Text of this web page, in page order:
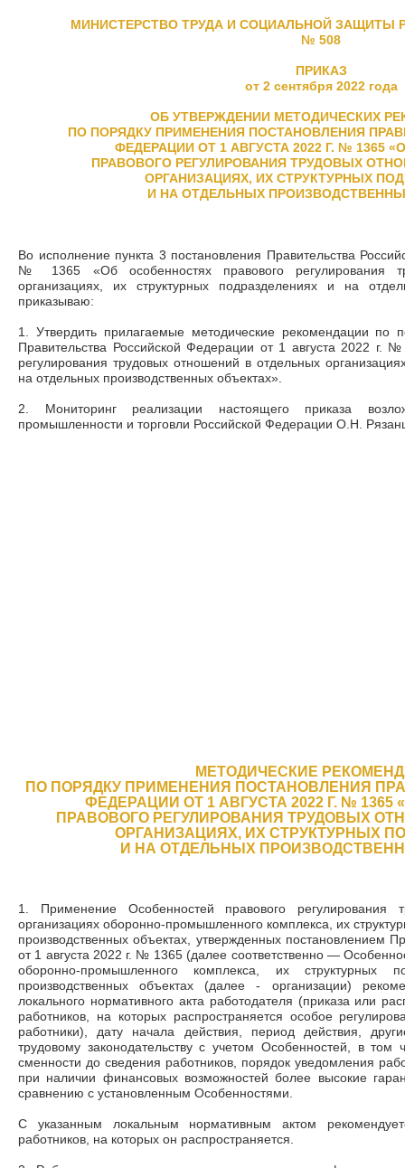
МИНИСТЕРСТВО ТРУДА И СОЦИАЛЬНОЙ ЗАЩИТЫ
№ 508
ПРИКАЗ
от 2 сентября 2022 года
ОБ УТВЕРЖДЕНИИ МЕТОДИЧЕСКИХ
ПО ПОРЯДКУ ПРИМЕНЕНИЯ ПОСТАНОВЛЕНИЯ
ФЕДЕРАЦИИ ОТ 1 АВГУСТА 2022 Г. № 1365
ПРАВОВОГО РЕГУЛИРОВАНИЯ ТРУДОВЫХ
ОРГАНИЗАЦИЯХ, ИХ СТРУКТУРНЫХ
И НА ОТДЕЛЬНЫХ
Во исполнение пункта 3 постановления Правительства
№ 1365 «Об особенностях правового регулирования
организациях, их структурных подразделениях и на
приказываю:
1. Утвердить прилагаемые методические рекомендации по
Правительства Российской Федерации от 1 августа 2022 г.
регулирования трудовых отношений в отдельных
на отдельных производственных объектах».
2. Мониторинг реализации настоящего приказа
промышленности и торговли Российской Федерации О.Н.
МЕТОДИЧЕСКИЕ
ПО ПОРЯДКУ ПРИМЕНЕНИЯ ПОСТАНОВЛЕНИЯ
ФЕДЕРАЦИИ ОТ 1 АВГУСТА 2022 Г. №
ПРАВОВОГО РЕГУЛИРОВАНИЯ ТРУДОВЫХ
ОРГАНИЗАЦИЯХ, ИХ СТРУКТУРНЫХ
И НА ОТДЕЛЬНЫХ
1. Применение Особенностей правового регулирования
организациях оборонно-промышленного комплекса, их
производственных объектах, утвержденных постановлением
от 1 августа 2022 г. № 1365 (далее соответственно —
оборонно-промышленного комплекса, их структурных
производственных объектах (далее - организации)
локального нормативного акта работодателя (приказа или
работников, на которых распространяется особое
работники), дату начала действия, период действия,
трудовому законодательству с учетом Особенностей, в том
сменности до сведения работников, порядок уведомления
при наличии финансовых возможностей более высокие
сравнению с установленным Особенностями.
С указанным локальным нормативным актом
работников, на которых он распространяется.